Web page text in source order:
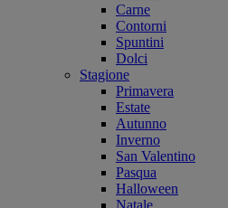
Carne
Contorni
Spuntini
Dolci
Stagione
Primavera
Estate
Autunno
Inverno
San Valentino
Pasqua
Halloween
Natale